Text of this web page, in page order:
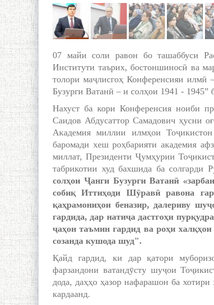
07 майи соли равон бо ташаббуси
Институти таърих, бостоншиносӣ ва
толори маҷлисгоҳ Конференсияи илмӣ
Бузурги Ватанӣ – и солҳои 1941 - 1945”
Нахуст ба кори Конференсия ноиби
Саидов Абдусаттор Самадович ҳусни
Академия миллии илмҳои
баромади хеш роҳбарияти академия
миллат, Президенти Ҷумҳурии
табрикотии худ бахшида ба солгарди
солҳои Ҷанги Бузурги Ватанӣ
собиқ Иттиҳоди Шӯравӣ равона
қаҳрамониҳои беназир, далериву
гардида, дар натиҷа дастгоҳи
ҷаҳон таъмин гардид ва роҳи халқҳои
созанда кушода шуд".
Қайд гардид, ки дар қатори
фарзандони ватандӯсту шуҷои
дода, даҳҳо ҳазор нафарашон ба
кардаанд.